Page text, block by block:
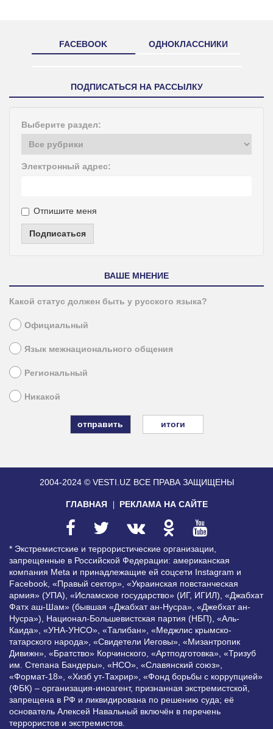
FACEBOOK ОДНОКЛАССНИКИ
ПОДПИСАТЬСЯ НА РАССЫЛКУ
Выберите раздел:
Электронный адрес:
Отпишите меня
Подписаться
ВАШЕ МНЕНИЕ
Какой статус должен быть у русского языка?
Официальный
Язык межнационального общения
Региональный
Никакой
итоги
2004-2024 © VESTI.UZ ВСЕ ПРАВА ЗАЩИЩЕНЫ
ГЛАВНАЯ РЕКЛАМА НА САЙТЕ
* Экстремистские и террористические организации,
запрещенные в Российской Федерации: американская
компания Meta и принадлежащие ей соцсети Instagram и
Facebook, «Правый сектор», «Украинская повстанческая
армия» (УПА), «Исламское государство» (ИГ, ИГИЛ), «Джабхат
Фатх аш-Шам» (бывшая «Джабхат ан-Нусра», «Джебхат ан-
Нусра»), Национал-Большевистская партия (НБП), «Аль-
Каида», «УНА-УНСО», «Талибан», «Меджлис крымско-
татарского народа», «Свидетели Иеговы», «Мизантропик
Дивижн», «Братство» Корчинского, «Артподготовка», «Тризуб
им. Степана Бандеры», «НСО», «Славянский союз»,
«Формат-18», «Хизб ут-Тахрир», «Фонд борьбы с коррупцией»
(ФБК) – организация-иноагент, признанная экстремистской,
запрещена в РФ и ликвидирована по решению суда; её
основатель Алексей Навальный включён в перечень
террористов и экстремистов.